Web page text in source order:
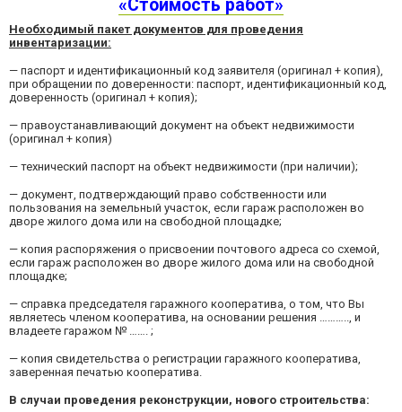
«Стоимость работ»
Необходимый пакет документов для проведения
инвентаризации:
— паспорт и идентификационный код заявителя (оригинал + копия),
при обращении по доверенности: паспорт, идентификационный код,
доверенность (оригинал + копия);
— правоустанавливающий документ на объект недвижимости
(оригинал + копия)
— технический паспорт на объект недвижимости (при наличии);
— документ, подтверждающий право собственности или
пользования на земельный участок, если гараж расположен во
дворе жилого дома или на свободной площадке;
— копия распоряжения о присвоении почтового адреса со схемой,
если гараж расположен во дворе жилого дома или на свободной
площадке;
— справка председателя гаражного кооператива, о том, что Вы
являетесь членом кооператива, на основании решения ……….., и
владеете гаражом № ……. ;
— копия свидетельства о регистрации гаражного кооператива,
заверенная печатью кооператива.
В случаи проведения реконструкции, нового строительства: